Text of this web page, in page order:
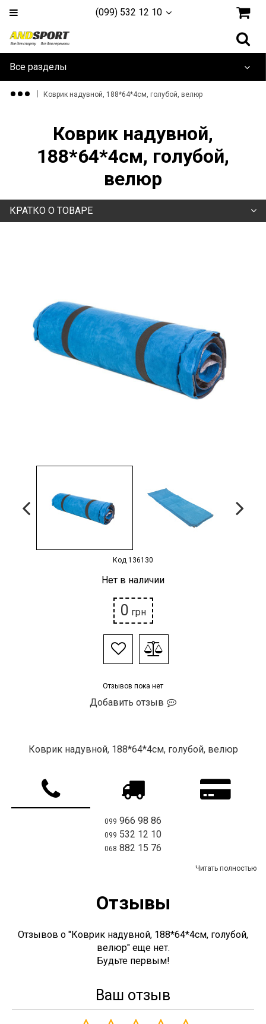
(099) 532 12 10
Все разделы
Дайвинг и плавание
Туризм и активный отдых
Единоборства
Спортивные Залы
Спортивное питание
Коврик надувной, 188*64*4см, голубой, велюр
Коврик надувной,
188*64*4см, голубой,
велюр
КРАТКО О ТОВАРЕ
Код 136130
Нет в наличии
0 грн
Отзывов пока нет
Добавить отзыв
Коврик надувной, 188*64*4см, голубой, велюр
099 966 98 86
099 532 12 10
068 882 15 76
Читать полностью
Отзывы
Отзывов о "Коврик надувной, 188*64*4см, голубой,
велюр" еще нет.
Будьте первым!
Ваш отзыв